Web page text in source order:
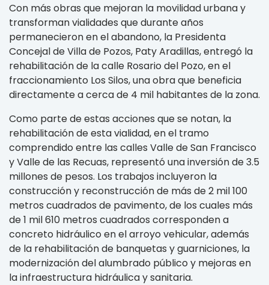
Con más obras que mejoran la movilidad urbana y
transforman vialidades que durante años
permanecieron en el abandono, la Presidenta
Concejal de Villa de Pozos, Paty Aradillas, entregó la
rehabilitación de la calle Rosario del Pozo, en el
fraccionamiento Los Silos, una obra que beneficia
directamente a cerca de 4 mil habitantes de la zona.
Como parte de estas acciones que se notan, la
rehabilitación de esta vialidad, en el tramo
comprendido entre las calles Valle de San Francisco
y Valle de las Recuas, representó una inversión de 3.5
millones de pesos. Los trabajos incluyeron la
construcción y reconstrucción de más de 2 mil 100
metros cuadrados de pavimento, de los cuales más
de 1 mil 610 metros cuadrados corresponden a
concreto hidráulico en el arroyo vehicular, además
de la rehabilitación de banquetas y guarniciones, la
modernización del alumbrado público y mejoras en
la infraestructura hidráulica y sanitaria.